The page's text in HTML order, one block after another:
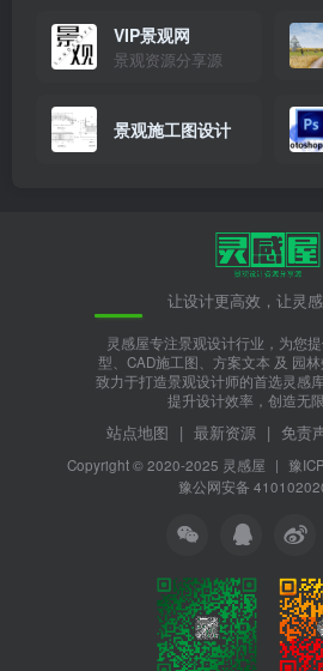
VIP景观网
景观资源分享源
景观施工图设计
让设计更高效，让灵
灵感屋专注景观设计行业，为您
型、CAD施工图、方案文本 及 园
致力于打造景观设计师的首选灵感
提升设计效率，创造无限
站点地图 | 最新资源 | 免责
Copyright © 2020-2025 灵感屋 | 豫
豫公网安备